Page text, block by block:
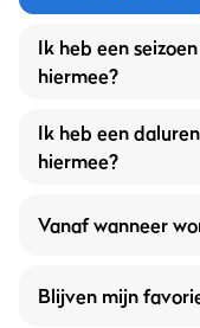
Ik heb een
hiermee?
Ik heb een
hiermee?
Vanaf wanneer
Blijven mijn